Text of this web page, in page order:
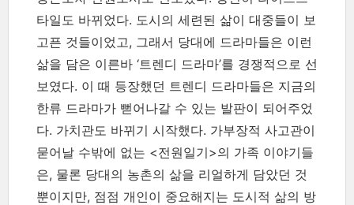
타일도 바뀌었다. 도시의 세련된 삶이 대중들이 보
고픈 것들이었고, 그래서 당대에 드라마들은 이런
삶을 담은 이른바 ‘트렌디 드라마’를 경쟁적으로 선
보였다. 이 때 등장했던 트렌디 드라마들은 지금의
한류 드라마가 뻗어나갈 수 있는 발판이 되어주었
다. 가치관도 바뀌기 시작했다. 가부장적 사고관이
묻어날 수밖에 없는 <전원일기>의 가족 이야기들
은, 물론 당대의 농촌의 삶을 리얼하게 담았던 것
뿐이지만, 점점 개인이 중요해지는 도시적 삶의 방